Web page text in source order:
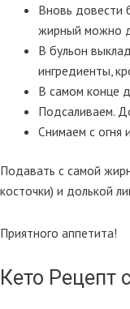
Вновь довести
жирный можно
В бульон
ингредиенты,
В самом конце
Подсаливаем.
Снимаем с огня
Подавать с самой
косточки) и долькой
Приятного аппетита!
Кето Рецепт